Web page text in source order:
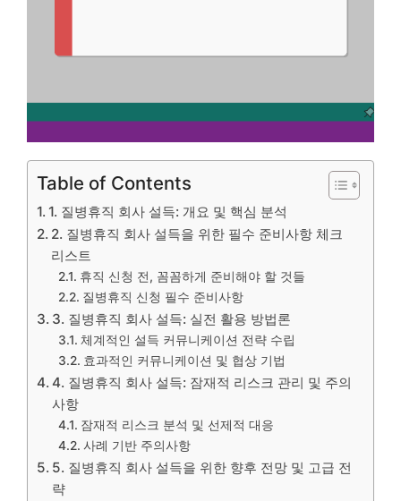
Table of Contents
1. 질병휴직 회사 설득: 개요 및 핵심 분석
2. 질병휴직 회사 설득을 위한 필수 준비사항 체크
리스트
휴직 신청 전, 꼼꼼하게 준비해야 할 것들
질병휴직 신청 필수 준비사항
3. 질병휴직 회사 설득: 실전 활용 방법론
체계적인 설득 커뮤니케이션 전략 수립
효과적인 커뮤니케이션 및 협상 기법
4. 질병휴직 회사 설득: 잠재적 리스크 관리 및 주의
사항
잠재적 리스크 분석 및 선제적 대응
사례 기반 주의사항
5. 질병휴직 회사 설득을 위한 향후 전망 및 고급 전
략